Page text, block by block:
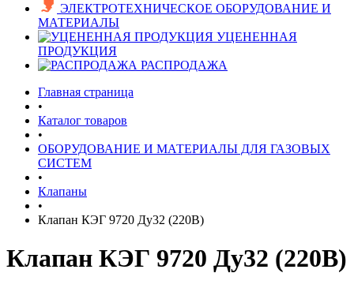
ЭЛЕКТРОТЕХНИЧЕСКОЕ ОБОРУДОВАНИЕ И
МАТЕРИАЛЫ
УЦЕНЕННАЯ
ПРОДУКЦИЯ
РАСПРОДАЖА
Главная страница
•
Каталог товаров
•
ОБОРУДОВАНИЕ И МАТЕРИАЛЫ ДЛЯ ГАЗОВЫХ
СИСТЕМ
•
Клапаны
•
Клапан КЭГ 9720 Ду32 (220В)
Клапан КЭГ 9720 Ду32 (220В)